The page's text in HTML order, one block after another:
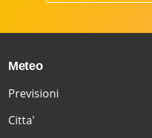
Meteo
Previsioni
Citta'